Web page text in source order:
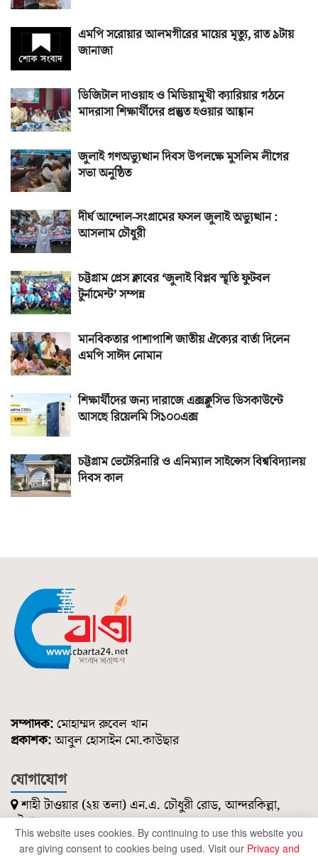
এমপি সরোয়ার আলমগীরের মায়ের মৃত্যু, রাত ৯টায়
জানাজা
ডিজিটাল দাওয়াহ ও মিডিয়ামুখী ক্যারিয়ার গঠনে
মাদরাসা শিক্ষার্থীদের প্রস্তুত হওয়ার আহ্বান
জুলাই গণঅভ্যুত্থান দিবস উপলক্ষে মুসলিম লীগের
সভা অনুষ্ঠিত
দীর্ঘ আন্দোল-সংগ্রামের ফসল জুলাই অভ্যুত্থান :
আসলাম চৌধুরী
চট্টগ্রাম প্রেস ক্লাবের ‘জুলাই বিপ্লব স্মৃতি ফুটবল
টুর্নামেন্ট’ সম্পন্ন
মানবিকতার পাশাপাশি জাতীয় ঐক্যের বার্তা দিলেন
এমপি সাঈদ নোমান
শিক্ষার্থীদের জন্য দারাজে এক্সক্লুসিভ ডিসকাউন্টে
আসছে রিয়েলমি সি১০০এক্স
চট্টগ্রাম ভেটেরিনারি ও এনিম্যাল সাইন্সেস বিশ্ববিদ্যালয়
দিবস কাল
সম্পাদক: মোহাম্মদ রুবেল খান
প্রকাশক:আবুল হোসাইন মো.কাউছার
যোগাযোগ
শাহী টাওয়ার (২য় তলা) এন.এ. চৌধুরী রোড, আন্দরকিল্লা,
চট্টগ্রাম।
০১৮৫১ ২১৪ ৭৪৭
This website uses cookies. By continuing to use this website you
are giving consent to cookies being used. Visit our Privacy and